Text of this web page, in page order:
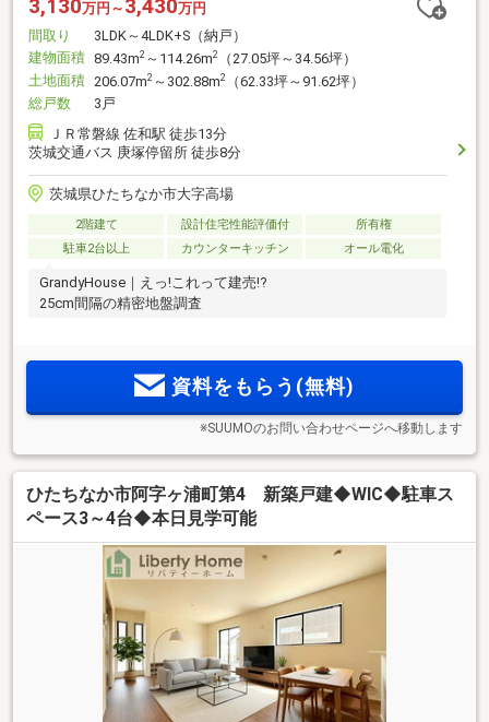
3,130万円～ 3,430万円
間取り
3LDK～4LDK+S（納戸）
建物面積 89.43m2 ～114.26m2
（27.05坪～34.56坪）
土地面積 206.07m2 ～302.88m2
（62.33坪～91.62坪）
総戸数
3戸
ＪＲ常磐線 佐和駅 徒歩13分
茨城交通バス 庚塚停留所 徒歩8分
茨城県ひたちなか市大字高場
2階建て 設計住宅性能評価付
所有権
駐車2台以上
カウンターキッチン オール電化
GrandyHouse｜えっ!これって建売!?
25cm間隔の精密地盤調査
資料をもらう(無料)
※SUUMOのお問い合わせページへ移動します
ひたちなか市阿字ヶ浦町第4 新築戸建◆WIC◆駐車ス
ペース3～4台◆本日見学可能